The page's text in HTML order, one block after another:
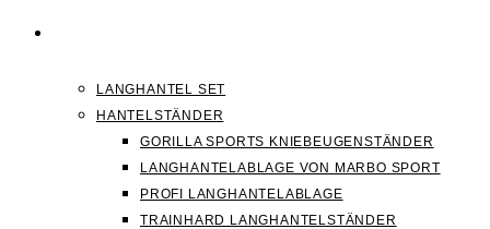
LANGHANTEL SET
HANTELSTÄNDER
GORILLA SPORTS KNIEBEUGENSTÄNDER
LANGHANTELABLAGE VON MARBO SPORT
PROFI LANGHANTELABLAGE
TRAINHARD LANGHANTELSTÄNDER